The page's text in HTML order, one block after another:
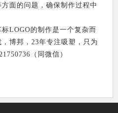
面的问题，确保制作过程中
LOGO的制作是一个复杂而
博邦，23年专注吸塑，只为
（同微信）